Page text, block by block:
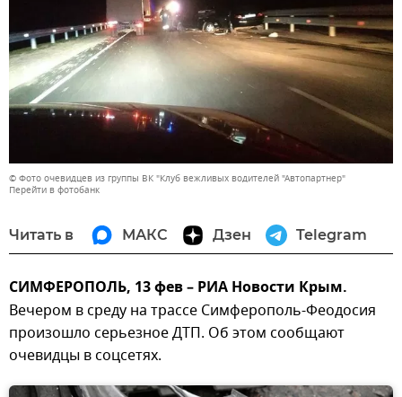
© Фото очевидцев из группы ВК "Клуб вежливых водителей "Автопартнер"
Перейти в фотобанк
Читать в МАКС Дзен Telegram
СИМФЕРОПОЛЬ, 13 фев – РИА Новости Крым.
Вечером в среду на трассе Симферополь-Феодосия
произошло серьезное ДТП. Об этом сообщают
очевидцы в соцсетях.